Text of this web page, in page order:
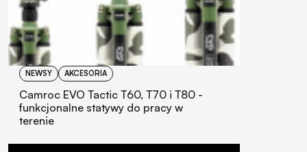
NEWSY AKCESORIA
Camroc EVO Tactic T60, T70 i T80 -
funkcjonalne statywy do pracy w
terenie